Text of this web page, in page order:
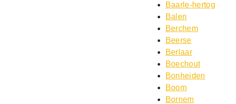
Baarle-hertog
Balen
Berchem
Beerse
Berlaar
Boechout
Bonheiden
Boom
Bornem